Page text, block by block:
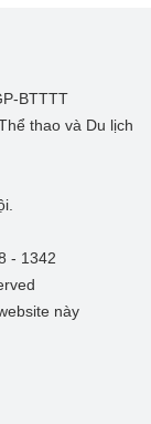
BTTTT
thao và Du lịch
- 1342
này